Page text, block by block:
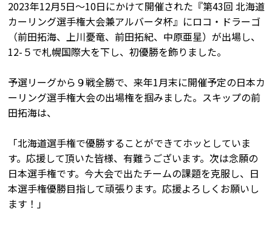
2023年12月5日〜10日にかけて開催された『第43回 北海道
カーリング選手権大会兼アルバータ杯』にロコ・ドラーゴ
（前田拓海、上川憂竜、前田拓紀、中原亜星）が出場し、
12-５で札幌国際大を下し、初優勝を飾りました。
予選リーグから９戦全勝で、来年1月末に開催予定の日本カ
ーリング選手権大会の出場権を掴みました。スキップの前
田拓海は、
「北海道選手権で優勝することができてホッとしていま
す。応援して頂いた皆様、有難うございます。次は念願の
日本選手権です。今大会で出たチームの課題を克服し、日
本選手権優勝目指して頑張ります。応援よろしくお願いし
ます！」